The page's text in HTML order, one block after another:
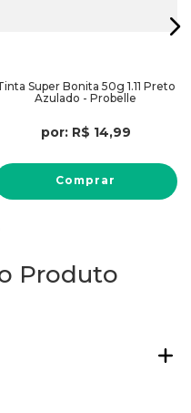
Super Bonita 50g 1.11 Preto
Azulado - Probelle
por: R$ 14,99
Comprar
Produto